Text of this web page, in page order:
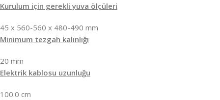
Kurulum için gerekli yuva ölçüleri
45 x 560-560 x 480-490 mm
Minimum tezgah kalınlığı
20 mm
Elektrik kablosu uzunluğu
100.0 cm